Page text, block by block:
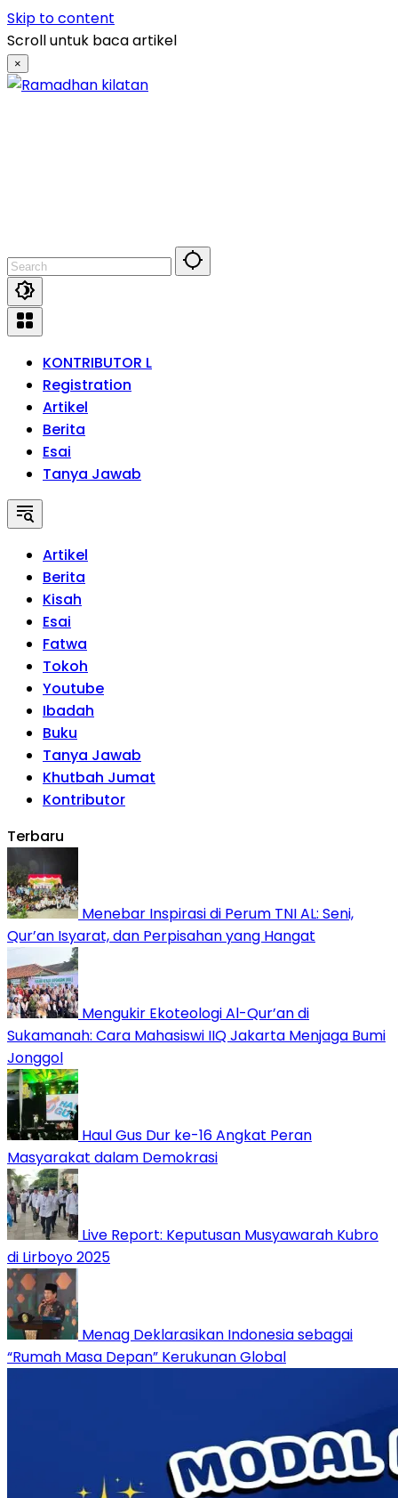
Skip to content
Scroll untuk baca artikel
×
KONTRIBUTOR L
Registration
Artikel
Berita
Esai
Tanya Jawab
Artikel
Berita
Kisah
Esai
Fatwa
Tokoh
Youtube
Ibadah
Buku
Tanya Jawab
Khutbah Jumat
Kontributor
Terbaru
Menebar Inspirasi di Perum TNI AL: Seni,
Qur’an Isyarat, dan Perpisahan yang Hangat
Mengukir Ekoteologi Al-Qur’an di
Sukamanah: Cara Mahasiswi IIQ Jakarta Menjaga Bumi
Jonggol
Haul Gus Dur ke-16 Angkat Peran
Masyarakat dalam Demokrasi
Live Report: Keputusan Musyawarah Kubro
di Lirboyo 2025
Menag Deklarasikan Indonesia sebagai
“Rumah Masa Depan” Kerukunan Global